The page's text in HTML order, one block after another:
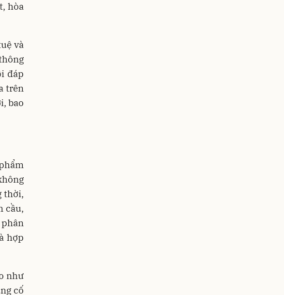
hòa
và
đáp
trên
bao
thời,
cầu,
hợp
như
cố